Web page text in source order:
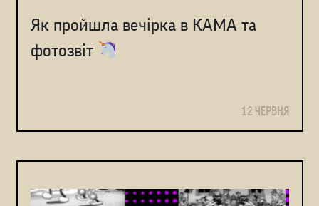
Як пройшла вечірка в КАМА та
фотозвіт
12 ЧЕРВНЯ